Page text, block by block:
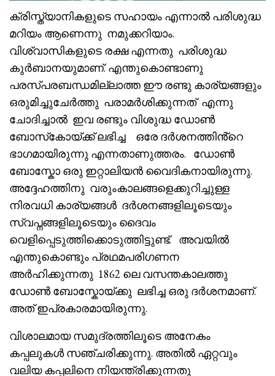
ക്രിസ്ത്യാനികളുടെ സഹായം എന്നാൽ പരിശുദ്ധ
മറിയം ആണെന്നു നമുക്കറിയാം.
വിശ്വാസികളുടെ രക്ഷ എന്നതു പരിശുദ്ധ
കുർബാനയുമാണ്. എന്തുകൊണ്ടാണു
പരസ്പരബന്ധമില്ലാത്ത ഈ രണ്ടു കാര്യങ്ങളും
ഒരുമിച്ചുചേർത്തു പരാമർശിക്കുന്നത് എന്നു
ചോദിച്ചാൽ ഇവ രണ്ടും വിശുദ്ധ ഡോൺ
ബോസ്‌കോയ്ക്ക് ലഭിച്ച ഒരേ ദർശനത്തിൻ്റെ
ഭാഗമായിരുന്നു എന്നതാണുത്തരം. ഡോൺ
ബോസ്കോ ഒരു ഇറ്റാലിയൻ വൈദികനായിരുന്നു.
അദ്ദേഹത്തിനു വരുംകാലങ്ങളെക്കുറിച്ചുള്ള
നിരവധി കാര്യങ്ങൾ ദർശനങ്ങളിലൂടെയും
സ്വപ്നങ്ങളിലൂടെയും ദൈവം
വെളിപ്പെടുത്തിക്കൊടുത്തിട്ടുണ്ട്. അവയിൽ
എന്തുകൊണ്ടും പ്രഥമപരിഗണന
അർഹിക്കുന്നതു 1862 ലെ വസന്തകാലത്തു
ഡോൺ ബോസ്കോയ്ക്കു ലഭിച്ച ഒരു ദർശനമാണ്.
അത് ഇപ്രകാരമായിരുന്നു.
വിശാലമായ സമുദ്രത്തിലൂടെ അനേകം
കപ്പലുകൾ സഞ്ചരിക്കുന്നു. അതിൽ ഏറ്റവും
വലിയ കപ്പലിനെ നിയന്ത്രിക്കുന്നതു